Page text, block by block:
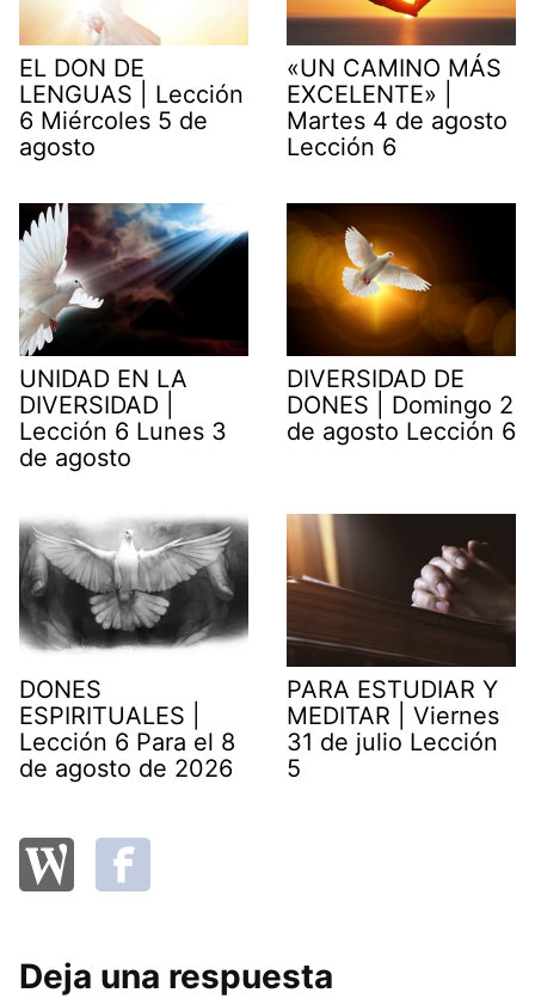
EL DON DE
LENGUAS | Lección
6 Miércoles 5 de
agosto
«UN CAMINO MÁS
EXCELENTE» |
Martes 4 de agosto
Lección 6
UNIDAD EN LA
DIVERSIDAD |
Lección 6 Lunes 3
de agosto
DIVERSIDAD DE
DONES | Domingo 2
de agosto Lección 6
DONES
ESPIRITUALES |
Lección 6 Para el 8
de agosto de 2026
PARA ESTUDIAR Y
MEDITAR | Viernes
31 de julio Lección
5
Deja una respuesta